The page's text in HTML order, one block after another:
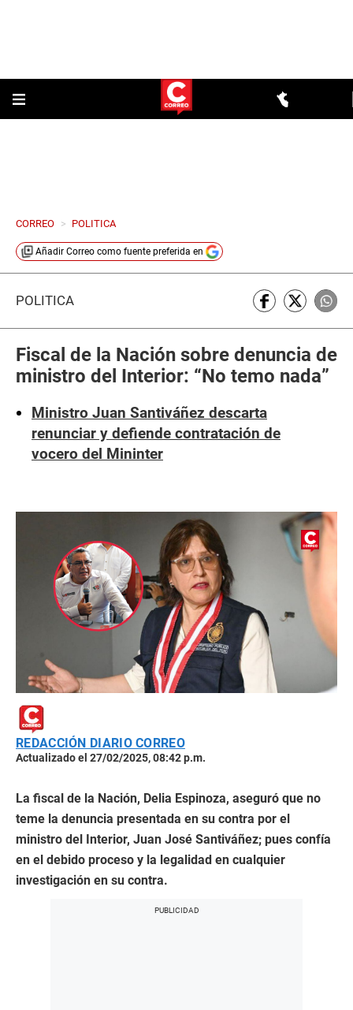
CORREO > POLITICA
Añadir Correo como fuente preferida en
POLÍTICA
Fiscal de la Nación sobre denuncia de
ministro del Interior: “No temo nada”
Ministro Juan Santiváñez descarta
renunciar y defiende contratación de
vocero del Mininter
REDACCIÓN DIARIO CORREO
Actualizado el 27/02/2025, 08:42 p.m.
La fiscal de la Nación, Delia Espinoza, aseguró que no
teme la denuncia presentada en su contra por el
ministro del Interior, Juan José Santiváñez; pues confía
en el debido proceso y la legalidad en cualquier
investigación en su contra.